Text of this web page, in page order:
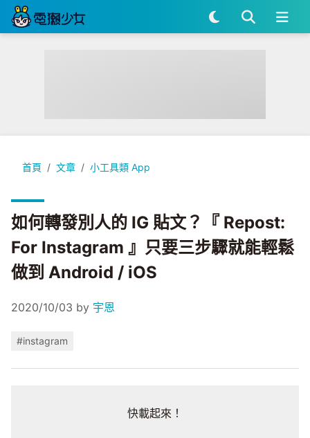
首頁 文章 小工具類 App
如何轉發別人的 IG 貼文？『 Repost: For Instagram 』只要
如何轉發別人的 IG 貼文？『 Repost:
For Instagram 』只要三步驟就能輕鬆
做到 Android / iOS
2020/10/03 by 宇恩
#instagram
快載起來！